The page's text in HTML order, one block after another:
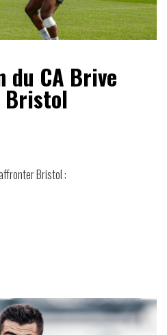
du CA Brive
Bristol
Bristol :